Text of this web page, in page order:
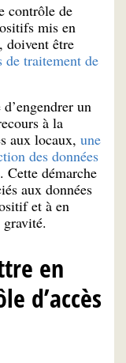
contrôle de
mis en
doivent être
de traitement de
un
à la
aux locaux, une
des données
Cette démarche
aux données
et à en
en
d’accès